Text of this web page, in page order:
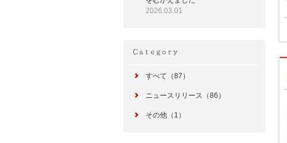
2026.03.01
すべて（87）
ニュースリリース（86）
その他（1）